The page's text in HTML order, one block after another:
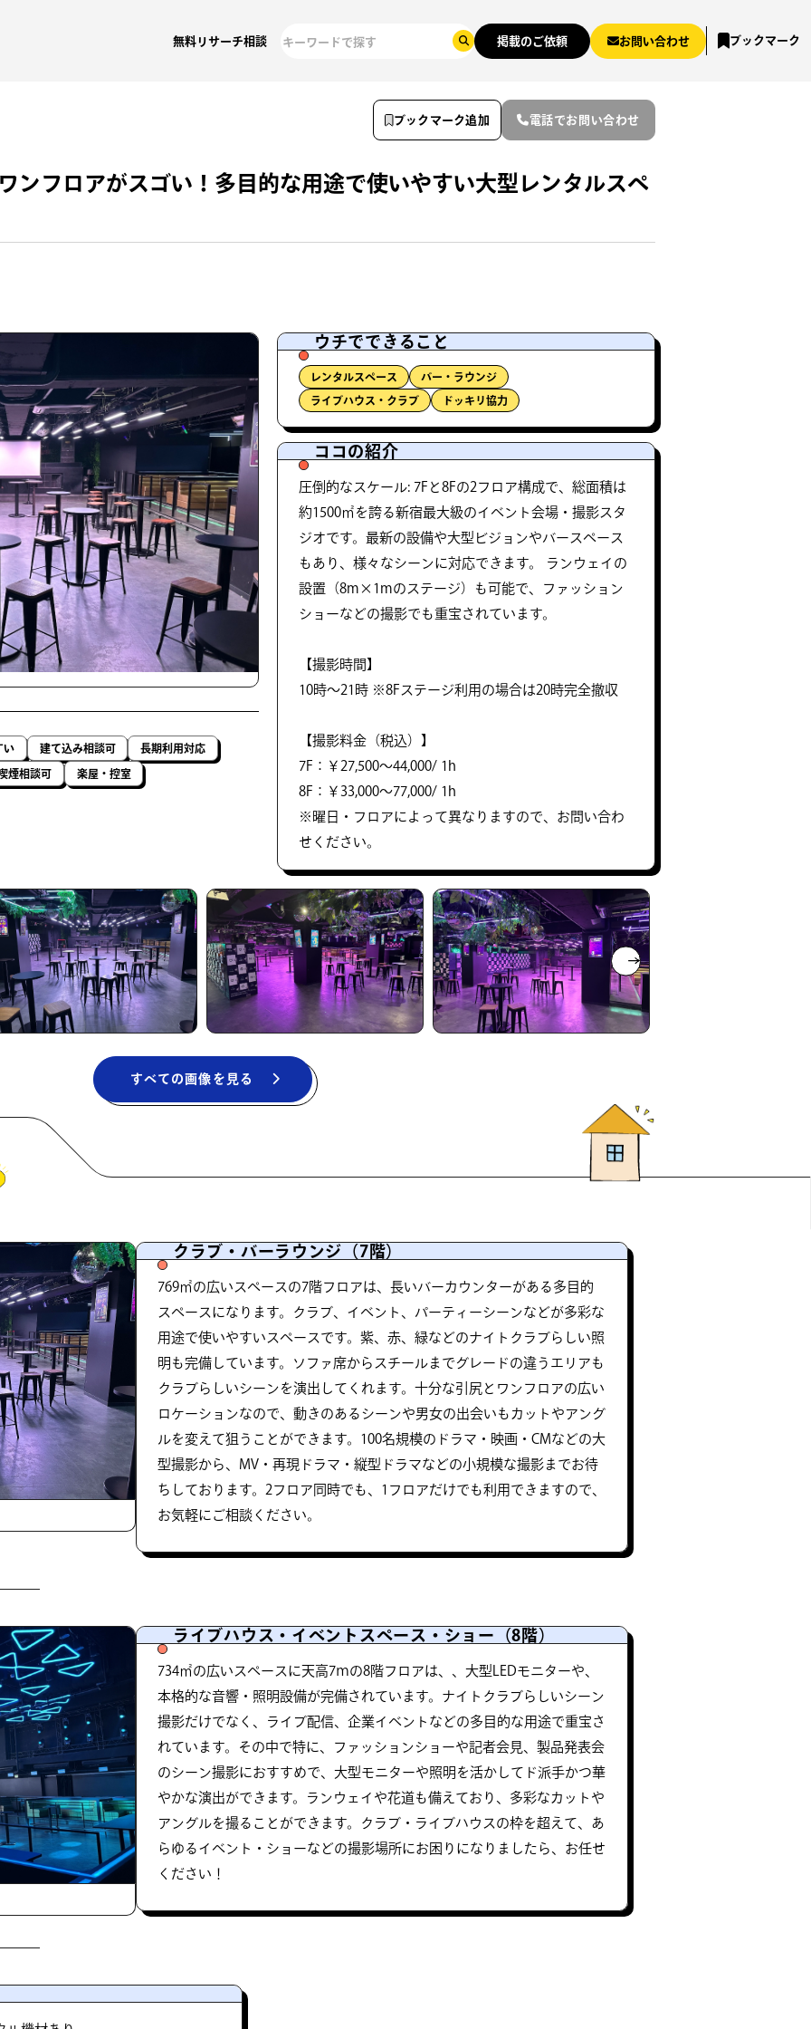
無料リサーチ相談 掲載のご依頼 お問い合わせ ブックマーク
ンフロアがスゴい！多目的な用途で使いやすい大型レンタルスペ
い 建て込み相談可 長期利用対応
煙相談可 楽屋・控室
ウチでできること
レンタルスペース バー・ラウンジ
ライブハウス・クラブ ドッキリ協力
ココの紹介
圧倒的なスケール: 7Fと8Fの2フロア構成で、総面積は
約1500㎡を誇る新宿最大級のイベント会場・撮影スタ
ジオです。最新の設備や大型ビジョンやバースペース
もあり、様々なシーンに対応できます。 ランウェイの
設置（8m×1mのステージ）も可能で、ファッション
ショーなどの撮影でも重宝されています。
【撮影時間】
10時〜21時 ※8Fステージ利用の場合は20時完全撤収
【撮影料金（税込）】
7F：￥27,500～44,000/ 1h
8F：￥33,000～77,000/ 1h
※曜日・フロアによって異なりますので、お問い合わ
せください。
すべての画像を見る
クラブ・バーラウンジ（7階）
769㎡の広いスペースの7階フロアは、長いバーカウンターがある多目的
スペースになります。クラブ、イベント、パーティーシーンなどが多彩な
用途で使いやすいスペースです。紫、赤、緑などのナイトクラブらしい照
明も完備しています。ソファ席からスチールまでグレードの違うエリアも
クラブらしいシーンを演出してくれます。十分な引尻とワンフロアの広い
ロケーションなので、動きのあるシーンや男女の出会いもカットやアング
ルを変えて狙うことができます。100名規模のドラマ・映画・CMなどの大
型撮影から、MV・再現ドラマ・縦型ドラマなどの小規模な撮影までお待
ちしております。2フロア同時でも、1フロアだけでも利用できますので、
お気軽にご相談ください。
ライブハウス・イベントスペース・ショー（8階）
734㎡の広いスペースに天高7ｍの8階フロアは、、大型LEDモニターや、
本格的な音響・照明設備が完備されています。ナイトクラブらしいシーン
撮影だけでなく、ライブ配信、企業イベントなどの多目的な用途で重宝さ
れています。その中で特に、ファッションショーや記者会見、製品発表会
のシーン撮影におすすめで、大型モニターや照明を活かしてド派手かつ華
やかな演出ができます。ランウェイや花道も備えており、多彩なカットや
アングルを撮ることができます。クラブ・ライブハウスの枠を超えて、あ
らゆるイベント・ショーなどの撮影場所にお困りになりましたら、お任せ
ください！
ブックマーク追加 電話でお問い合わせ